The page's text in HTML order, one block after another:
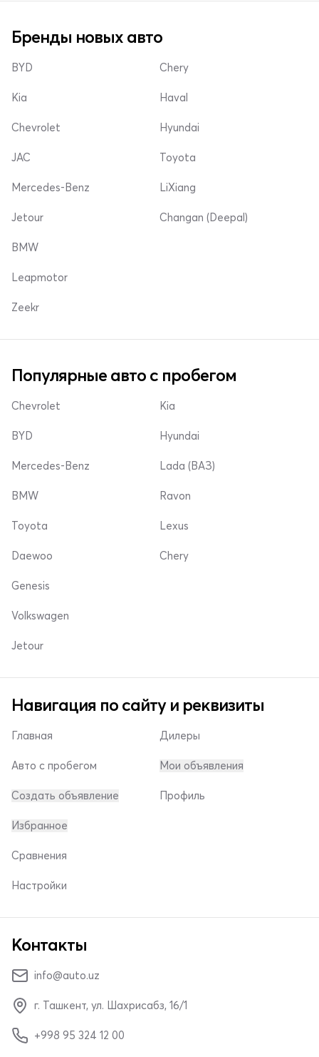
Бренды новых авто
BYD
Kia
Chevrolet
Chery
Haval
Hyundai
JAC
Mercedes-Benz
Jetour
Toyota
LiXiang
Changan (Deepal)
BMW
Leapmotor
Zeekr
Популярные авто с пробегом
Chevrolet
BYD
Mercedes-Benz
Kia
Hyundai
Lada (ВАЗ)
BMW
Toyota
Daewoo
Ravon
Lexus
Chery
Genesis
Volkswagen
Jetour
Навигация по сайту и реквизиты
Главная
Авто с пробегом
Создать объявление
Дилеры
Мои объявления
Профиль
Избранное
Сравнения
Настройки
Контакты
info@auto.uz
г. Ташкент, ул. Шахрисабз, 16/1
+998 95 324 12 00